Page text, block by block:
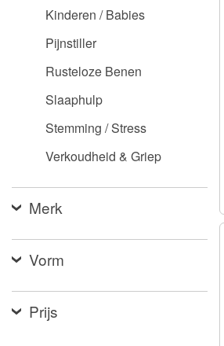
Kinderen / Babies
Pijnstiller
Rusteloze Benen
Slaaphulp
Stemming / Stress
Verkoudheid & Griep
Merk
Vorm
Prijs